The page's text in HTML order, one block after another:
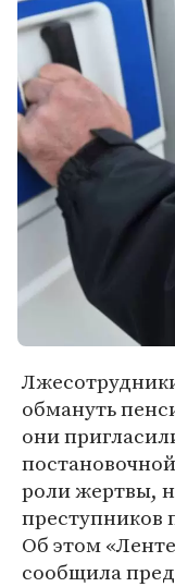
обмануть
они
роли жертвы,
преступников
Об этом
сообщила